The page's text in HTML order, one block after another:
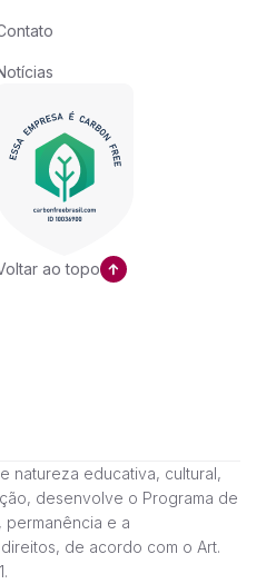
ao topo
natureza educativa, cultural,
desenvolve o Programa de
e a
de acordo com o Art.